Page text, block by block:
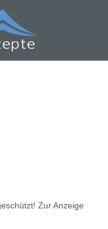
Zur Anzeige